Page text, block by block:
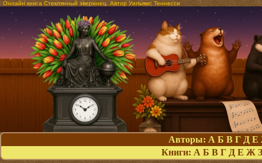
Онлайн книга Стеклянный зверинец. Автор Уильямс Теннесси
Авторы: А Б В Г Д Е
Книги: А Б В Г Д Е Ж З